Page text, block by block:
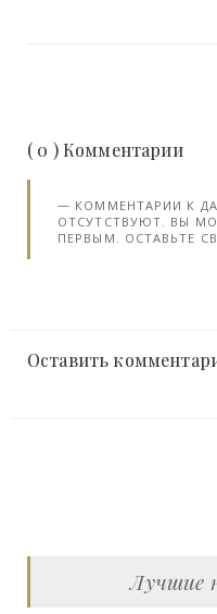
( 0 ) Комментарии
КОММЕНТАРИИ К
ОТСУТСТВУЮТ. ВЫ
ПЕРВЫМ. ОСТАВЬТЕ
Оставить
Лучшие